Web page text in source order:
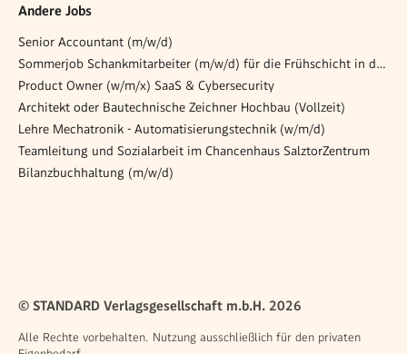
Andere Jobs
Senior Accountant (m/w/d)
Sommerjob Schankmitarbeiter (m/w/d) für die Frühschicht in der Opernlounge
Product Owner (w/m/x) SaaS & Cybersecurity
Architekt oder Bautechnische Zeichner Hochbau (Vollzeit)
Lehre Mechatronik - Automatisierungstechnik (w/m/d)
Teamleitung und Sozialarbeit im Chancenhaus SalztorZentrum
Bilanzbuchhaltung (m/w/d)
© STANDARD Verlagsgesellschaft m.b.H. 2026
Alle Rechte vorbehalten. Nutzung ausschließlich für den privaten